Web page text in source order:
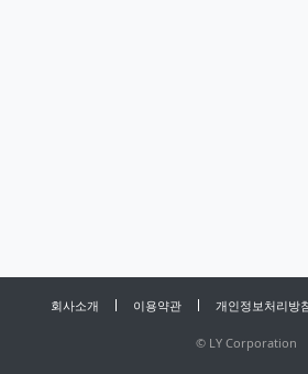
회사소개 이용약관 개인정보처리방
© LY Corporation